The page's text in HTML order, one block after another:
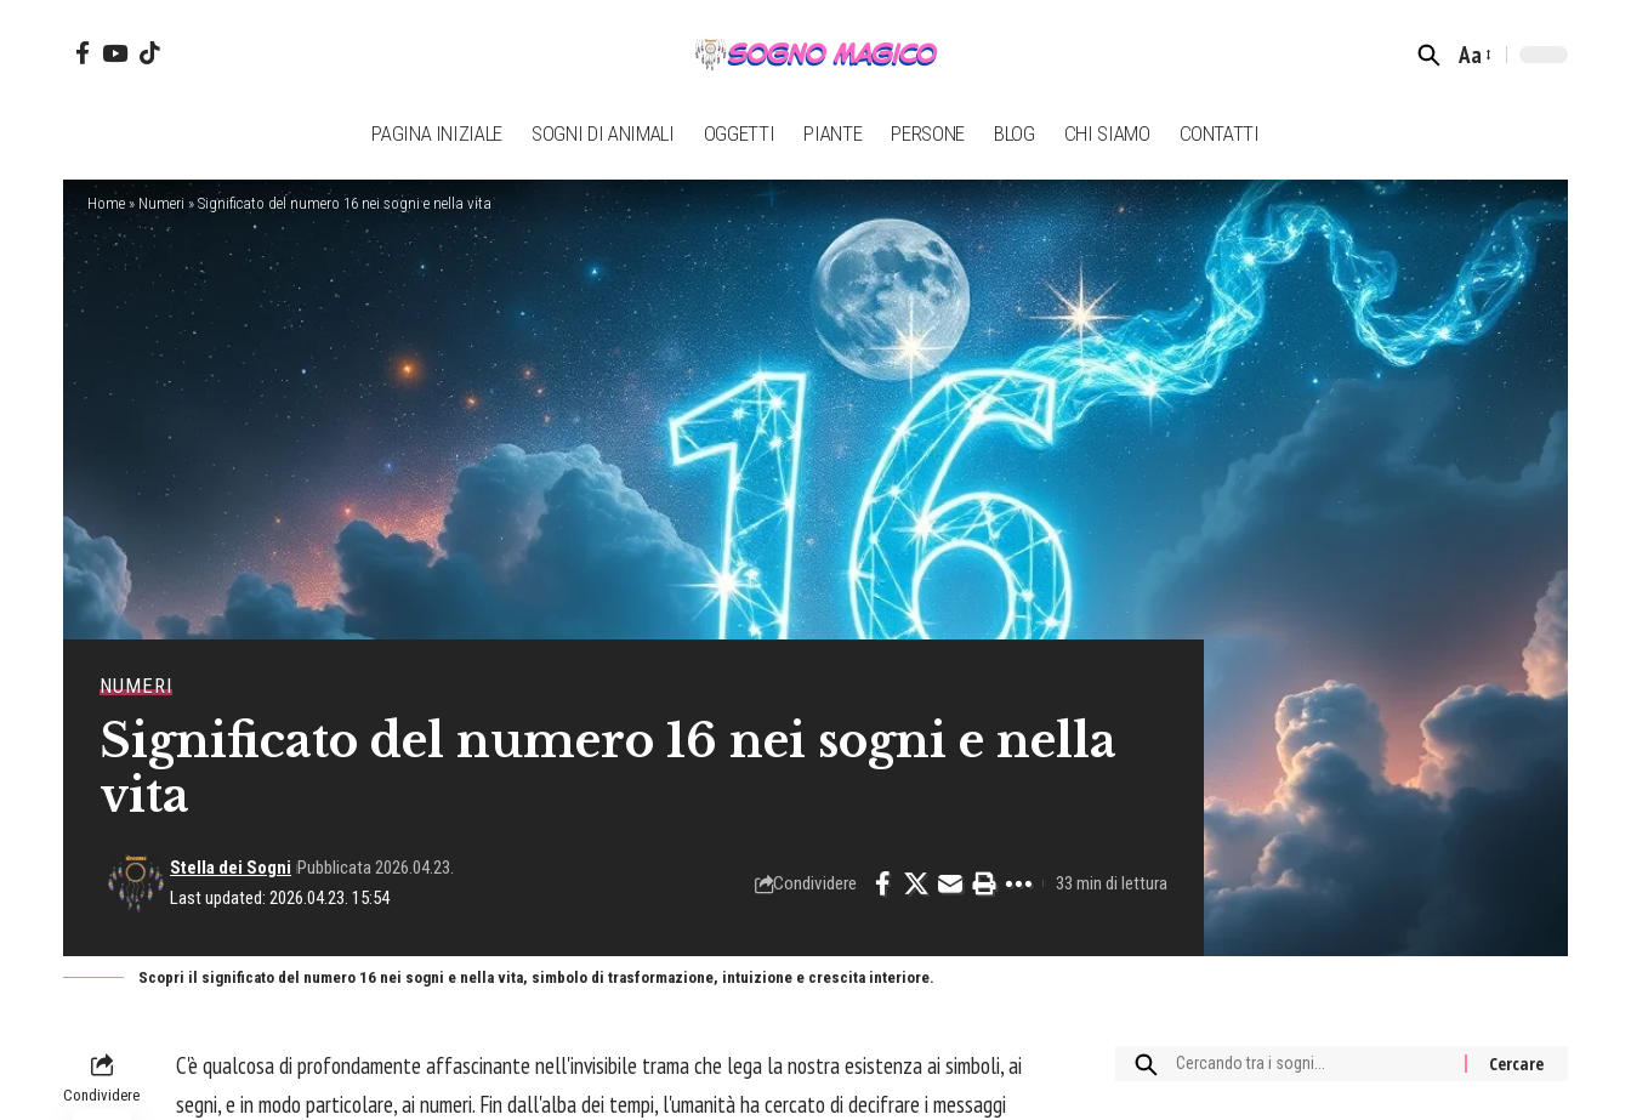
Font
Aa
PAGINA INIZIALE SOGNI DI ANIMALI OGGETTI PIANTE PERSONE BLOG CHI SIAMO CONTATTI
Home » Numeri » Significato del numero 16 nei sogni e nella vita
NUMERI
Significato del numero 16 nei sogni e nella
vita
Last updated: 2026.04.23. 15:54
Stella dei Sogni Pubblicata 2026.04.23.
Condividere 33 min di lettura
Scopri il significato del numero 16 nei sogni e nella vita, simbolo di trasformazione, intuizione e crescita interiore.
Condividere
C'è qualcosa di profondamente affascinante nell'invisibile trama che lega la nostra esistenza ai simboli, ai
segni, e in modo particolare, ai numeri. Fin dall'alba dei tempi, l'umanità ha cercato di decifrare i messaggi
Cercare: